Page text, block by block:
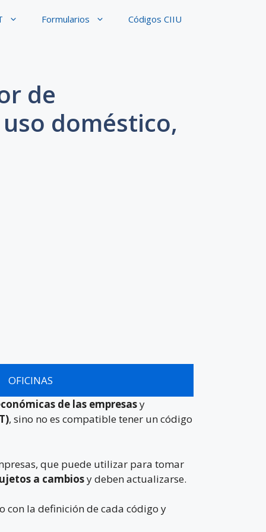
Formularios Códigos CIIU
de
doméstico,
OFICINAS
de las empresasy
, sino no es compatible tener un código
que puede utilizar para tomar
a cambiosy deben actualizarse.
con la definición de cada código y